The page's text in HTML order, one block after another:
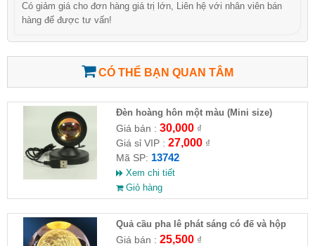
Có giảm giá cho đơn hàng giá trị lớn, Liên hệ với nhân viên bán
hàng để được tư vấn!
CÓ THỂ BẠN QUAN TÂM
Đèn hoàng hôn một màu (Mini size)
Giá bán : 30,000₫
Giá sỉ VIP : 27,000₫
Mã SP: 13742
Xem chi tiết
Giỏ hàng
Quả cầu pha lê phát sáng có đế và hộp
Giá bán : 25,500₫